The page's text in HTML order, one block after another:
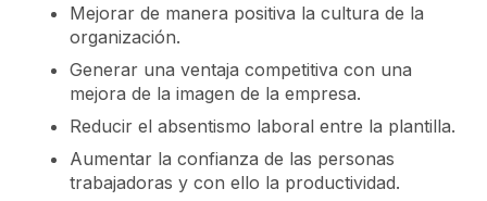
Mejorar de manera positiva la cultura de la
organización.
Generar una ventaja competitiva con una
mejora de la imagen de la empresa.
Reducir el absentismo laboral entre la plantilla.
Aumentar la confianza de las personas
trabajadoras y con ello la productividad.